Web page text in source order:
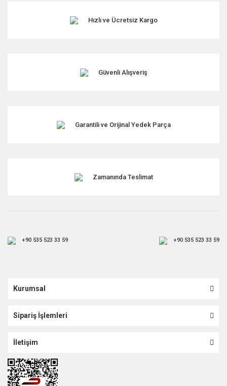
Ürün resmi kalitesiz, bozuk veya görüntülenemiyor.
Ürün fiyatı diğer sitelerden daha pahalı.
Hızlı ve Ücretsiz Kargo
Güvenli Alışveriş
Garantili ve Orijinal Yedek Parça
Zamanında Teslimat
+90 535 523 33 59 +90 535 523 33 59
Kurumsal
Sipariş İşlemleri
İletişim